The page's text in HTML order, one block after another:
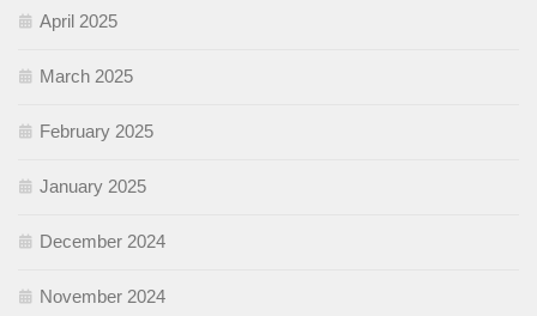
April 2025
March 2025
February 2025
January 2025
December 2024
November 2024